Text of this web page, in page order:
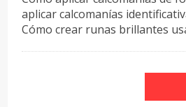
aplicar calcomanías
Cómo crear runas brillantes